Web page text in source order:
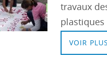
travaux
plastiques
VOIR PLUS